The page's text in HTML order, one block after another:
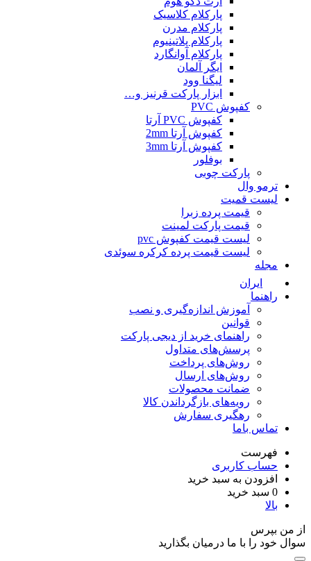
پارکلام کلاسیک
پارکلام مدرن
پارکلام پلاتینیوم
پارکلام آوانگارد
ایگر آلمان
لیگنا وود
ابزار پارکت قرنیز و…
کفپوش PVC
کفپوش PVC آرتا
کفپوش آرتا 2mm
کفپوش آرتا 3mm
بوفلور
پارکت چوبی
ترمو وال
لیست قمیت
قیمت پرده زبرا
قیمت پارکت لمینت
لیست قیمت کفپوش pvc
لیست قیمت پرده کرکره سوئدی
مجله
ایران
راهنما
آموزش اندازه‌گیری و نصب
قوانین
راهنمای خرید از دیجی پارکت
پرسش‌های متداول
روش‌های پرداخت
روش‌های ارسال
ضمانت محصولات
رویه‌های بازگرداندن کالا
رهگیری سفارش
تماس باما
فهرست
حساب کاربری
افزودن به سبد خرید
0 سبد خرید
بالا
از من بپرس
سوال خود را با ما درمیان بگذارید